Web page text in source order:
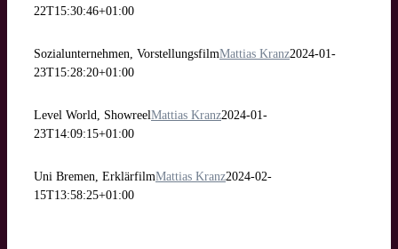
22T15:30:46+01:00
Sozialunternehmen, VorstellungsfilmMattias Kranz2024-01-
23T15:28:20+01:00
Level World, ShowreelMattias Kranz2024-01-
23T14:09:15+01:00
Uni Bremen, ErklärfilmMattias Kranz2024-02-
15T13:58:25+01:00